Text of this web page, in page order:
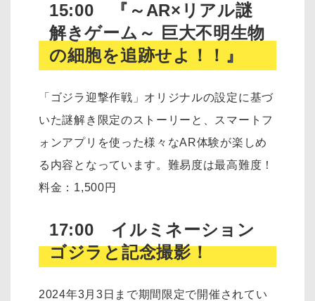
15:00 『～AR×リアル謎
解きゲーム～ 巨大不明生物
の細胞を追跡せよ！！』
「ゴジラ迎撃作戦」オリジナルの設定に基づ
いた謎解き限定のストーリーと、スマートフ
ォンアプリを使った様々なAR体験が楽しめ
る内容となっています。難易度は最高難度！
料金：1,500円
17:00 イルミネーション
ゴジラと記念撮影！
2024年3月3日まで期間限定で開催されてい